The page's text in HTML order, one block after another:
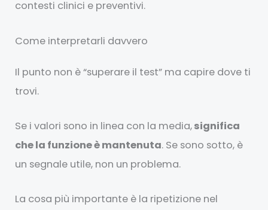
contesti clinici e preventivi.
Come interpretarli davvero
Il punto non è “superare il test” ma capire dove ti
trovi.
Se i valori sono in linea con la media,significa
che la funzione è mantenuta. Se sono sotto, è
un segnale utile, non un problema.
La cosa più importante è la ripetizione nel